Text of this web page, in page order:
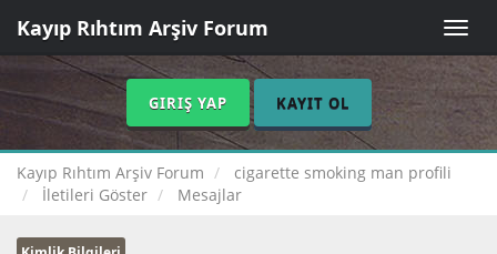
Toggle
Kayıp Rıhtım Arşiv Forum
GIRIŞ YAP KAYIT OL
Kayıp Rıhtım Arşiv Forum
cigarette smoking man profili
İletileri Göster
Mesajlar